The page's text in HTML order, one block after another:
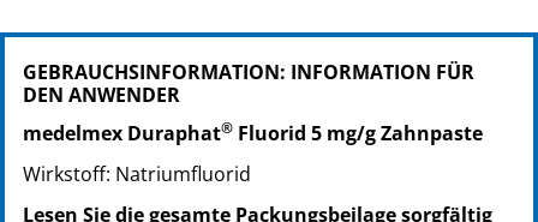
PZN: 18399184
PPN: 111839918460
PZN: 18399178
PPN: 111839917894
GEBRAUCHSINFORMATION: INFORMATION FÜR
DEN ANWENDER
medelmex Duraphat® Fluorid 5 mg/g Zahnpaste
Wirkstoff: Natriumfluorid
Lesen Sie die gesamte Packungsbeilage sorgfältig